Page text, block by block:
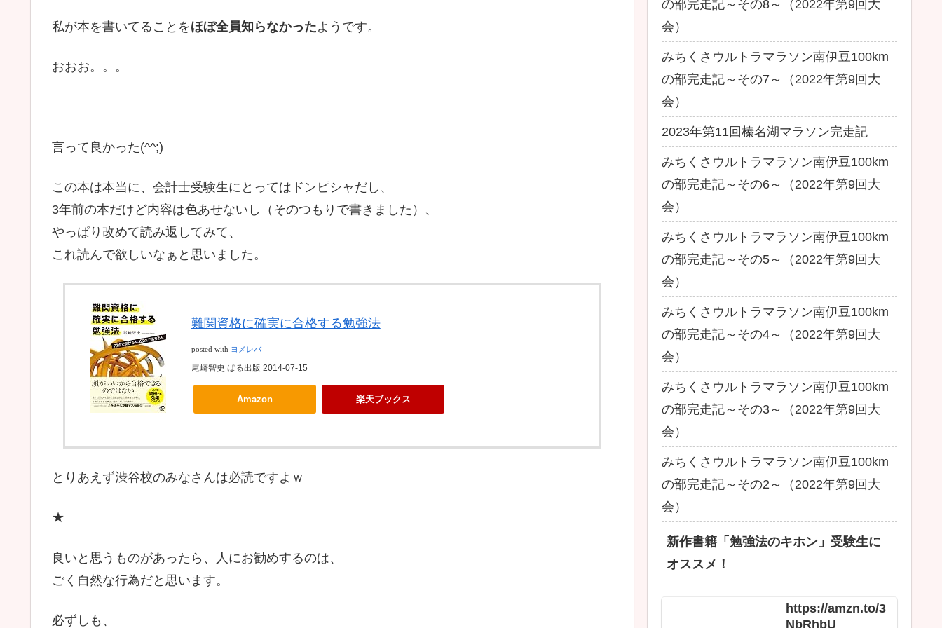
私が本を書いてることをほぼ全員知らなかったようです。
おおお。。。
言って良かった(^^;)
この本は本当に、会計士受験生にとってはドンピシャだし、
3年前の本だけど内容は色あせないし（そのつもりで書きました）、
やっぱり改めて読み返してみて、
これ読んで欲しいなぁと思いました。
難関資格に確実に合格する勉強法
posted with ヨメレバ
尾崎智史 ぱる出版 2014-07-15
Amazon 楽天ブックス
とりあえず渋谷校のみなさんは必読ですよｗ
★
良いと思うものがあったら、人にお勧めするのは、
ごく自然な行為だと思います。
必ずしも、
の部完走記～その8～（2022年第9回大
会）
みちくさウルトラマラソン南伊豆100km
の部完走記～その7～（2022年第9回大
会）
2023年第11回榛名湖マラソン完走記
みちくさウルトラマラソン南伊豆100km
の部完走記～その6～（2022年第9回大
会）
みちくさウルトラマラソン南伊豆100km
の部完走記～その5～（2022年第9回大
会）
みちくさウルトラマラソン南伊豆100km
の部完走記～その4～（2022年第9回大
会）
みちくさウルトラマラソン南伊豆100km
の部完走記～その3～（2022年第9回大
会）
みちくさウルトラマラソン南伊豆100km
の部完走記～その2～（2022年第9回大
会）
新作書籍「勉強法のキホン」受験生に
オススメ！
https://amzn.to/3
NbRhbU